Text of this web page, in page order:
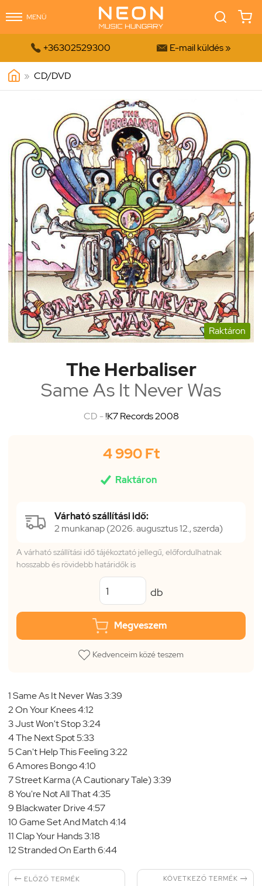
MENÜ
 +36302529300  E-mail küldés »
» CD/DVD
Raktáron
The Herbaliser
Same As It Never Was
CD -!K7 Records 2008
4 990 Ft
 Raktáron
Várható szállítási idő:
2 munkanap (2026. augusztus 12., szerda)
A várható szállítási idő tájékoztató jellegű, előfordulhatnak
hosszabb és rövidebb határidők is
db
Megveszem
Kedvenceim közé teszem
1 Same As It Never Was 3:39
2 On Your Knees 4:12
3 Just Won't Stop 3:24
4 The Next Spot 5:33
5 Can't Help This Feeling 3:22
6 Amores Bongo 4:10
7 Street Karma (A Cautionary Tale) 3:39
8 You're Not All That 4:35
9 Blackwater Drive 4:57
10 Game Set And Match 4:14
11 Clap Your Hands 3:18
12 Stranded On Earth 6:44
 ELŐZŐ TERMÉK KÖVETKEZŐ TERMÉK 